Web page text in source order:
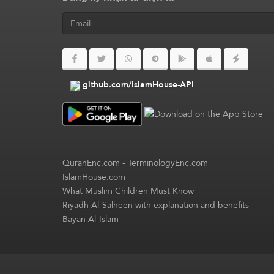
github.com/IslamHouse-API
QuranEnc.com-TerminologyEnc.com
IslamHouse.com
What Muslim Children Must Know
Riyadh Al-Salheen with explanation and benefits
Bayan Al-Islam